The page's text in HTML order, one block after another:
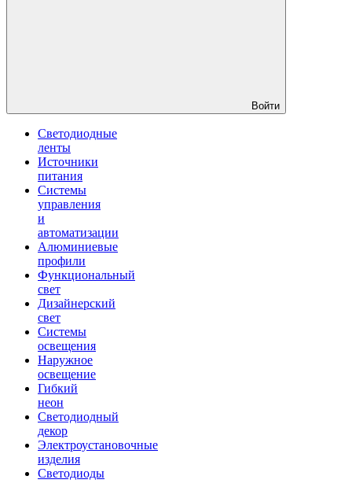
Войти
Светодиодные
ленты
Источники
питания
Системы
управления
и
автоматизации
Алюминиевые
профили
Функциональный
свет
Дизайнерский
свет
Системы
освещения
Наружное
освещение
Гибкий
неон
Светодиодный
декор
Электроустановочные
изделия
Светодиоды